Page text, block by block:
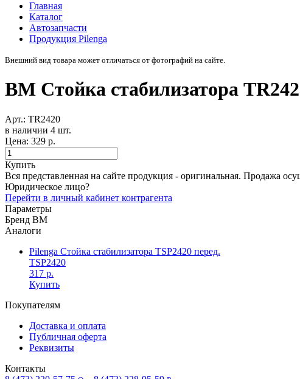
Главная
Каталог
Автозапчасти
Продукция Pilenga
Внешний вид товара может отличаться от фотографий на сайте.
BM Стойка стабилизатора
Арт.: TR2420
в наличии 4 шт. ​
Цена: 329 р.
Купить
Вся представленная на сайте продукция - оригинальная. Продажа
Юридическое лицо?
Перейти в личный кабинет контрагента
Параметры
Бренд BM
Аналоги
Pilenga Стойка стабилизатора TSP2420 перед.
TSP2420
317 р.
Купить
Покупателям
Доставка и оплата
Публичная оферта
Реквизиты
Контакты